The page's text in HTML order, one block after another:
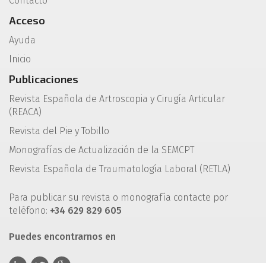
Acceso
Ayuda
Inicio
Publicaciones
Revista Española de Artroscopia y Cirugía Articular
(REACA)
Revista del Pie y Tobillo
Monografías de Actualización de la SEMCPT
Revista Española de Traumatología Laboral (RETLA)
Para publicar su revista o monografía contacte por
teléfono: +34 629 829 605
Puedes encontrarnos en